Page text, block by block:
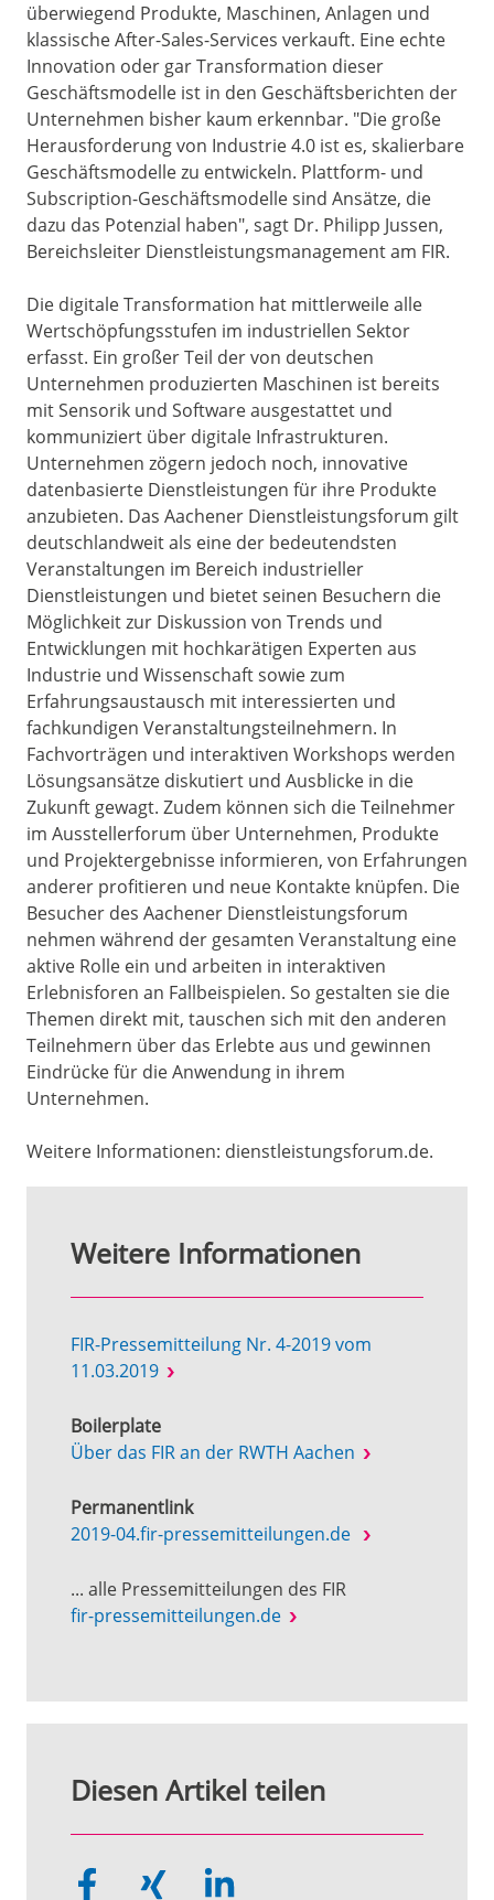
überwiegend Produkte, Maschinen, Anlagen und
klassische After-Sales-Services verkauft. Eine echte
Innovation oder gar Transformation dieser
Geschäftsmodelle ist in den Geschäftsberichten der
Unternehmen bisher kaum erkennbar. "Die große
Herausforderung von Industrie 4.0 ist es, skalierbare
Geschäftsmodelle zu entwickeln. Plattform- und
Subscription-Geschäftsmodelle sind Ansätze, die
dazu das Potenzial haben", sagt Dr. Philipp Jussen,
Bereichsleiter Dienstleistungsmanagement am FIR.
Die digitale Transformation hat mittlerweile alle
Wertschöpfungsstufen im industriellen Sektor
erfasst. Ein großer Teil der von deutschen
Unternehmen produzierten Maschinen ist bereits
mit Sensorik und Software ausgestattet und
kommuniziert über digitale Infrastrukturen.
Unternehmen zögern jedoch noch, innovative
datenbasierte Dienstleistungen für ihre Produkte
anzubieten. Das Aachener Dienstleistungsforum gilt
deutschlandweit als eine der bedeutendsten
Veranstaltungen im Bereich industrieller
Dienstleistungen und bietet seinen Besuchern die
Möglichkeit zur Diskussion von Trends und
Entwicklungen mit hochkarätigen Experten aus
Industrie und Wissenschaft sowie zum
Erfahrungsaustausch mit interessierten und
fachkundigen Veranstaltungsteilnehmern. In
Fachvorträgen und interaktiven Workshops werden
Lösungsansätze diskutiert und Ausblicke in die
Zukunft gewagt. Zudem können sich die Teilnehmer
im Ausstellerforum über Unternehmen, Produkte
und Projektergebnisse informieren, von Erfahrungen
anderer profitieren und neue Kontakte knüpfen. Die
Besucher des Aachener Dienstleistungsforum
nehmen während der gesamten Veranstaltung eine
aktive Rolle ein und arbeiten in interaktiven
Erlebnisforen an Fallbeispielen. So gestalten sie die
Themen direkt mit, tauschen sich mit den anderen
Teilnehmern über das Erlebte aus und gewinnen
Eindrücke für die Anwendung in ihrem
Unternehmen.
Weitere Informationen: dienstleistungsforum.de.
Weitere Informationen
FIR-Pressemitteilung Nr. 4-2019 vom
11.03.2019
Boilerplate
Über das FIR an der RWTH Aachen
Permanentlink
2019-04.fir-pressemitteilungen.de
... alle Pressemitteilungen des FIR
fir-pressemitteilungen.de
Diesen Artikel teilen